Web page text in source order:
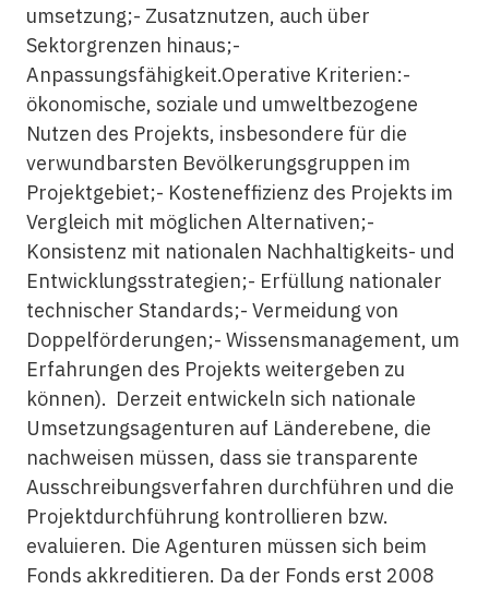
umsetzung;- Zusatznutzen, auch über
Sektorgrenzen hinaus;-
Anpassungsfähigkeit.Operative Kriterien:-
ökonomische, soziale und umweltbezogene
Nutzen des Projekts, insbesondere für die
verwundbarsten Bevölkerungsgruppen im
Projektgebiet;- Kosteneffizienz des Projekts im
Vergleich mit möglichen Alternativen;-
Konsistenz mit nationalen Nachhaltigkeits- und
Entwicklungsstrategien;- Erfüllung nationaler
technischer Standards;- Vermeidung von
Doppelförderungen;- Wissensmanagement, um
Erfahrungen des Projekts weitergeben zu
können). Derzeit entwickeln sich nationale
Umsetzungsagenturen auf Länderebene, die
nachweisen müssen, dass sie transparente
Ausschreibungsverfahren durchführen und die
Projektdurchführung kontrollieren bzw.
evaluieren. Die Agenturen müssen sich beim
Fonds akkreditieren. Da der Fonds erst 2008